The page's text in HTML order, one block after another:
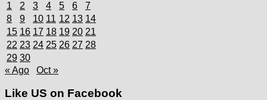
1
2 3 4 5 6
7
8
9 10 11 12 13 14
15 16 17 18 19 20 21
22 23 24 25 26 27 28
29 30
« Ago
Oct »
Like US on Facebook